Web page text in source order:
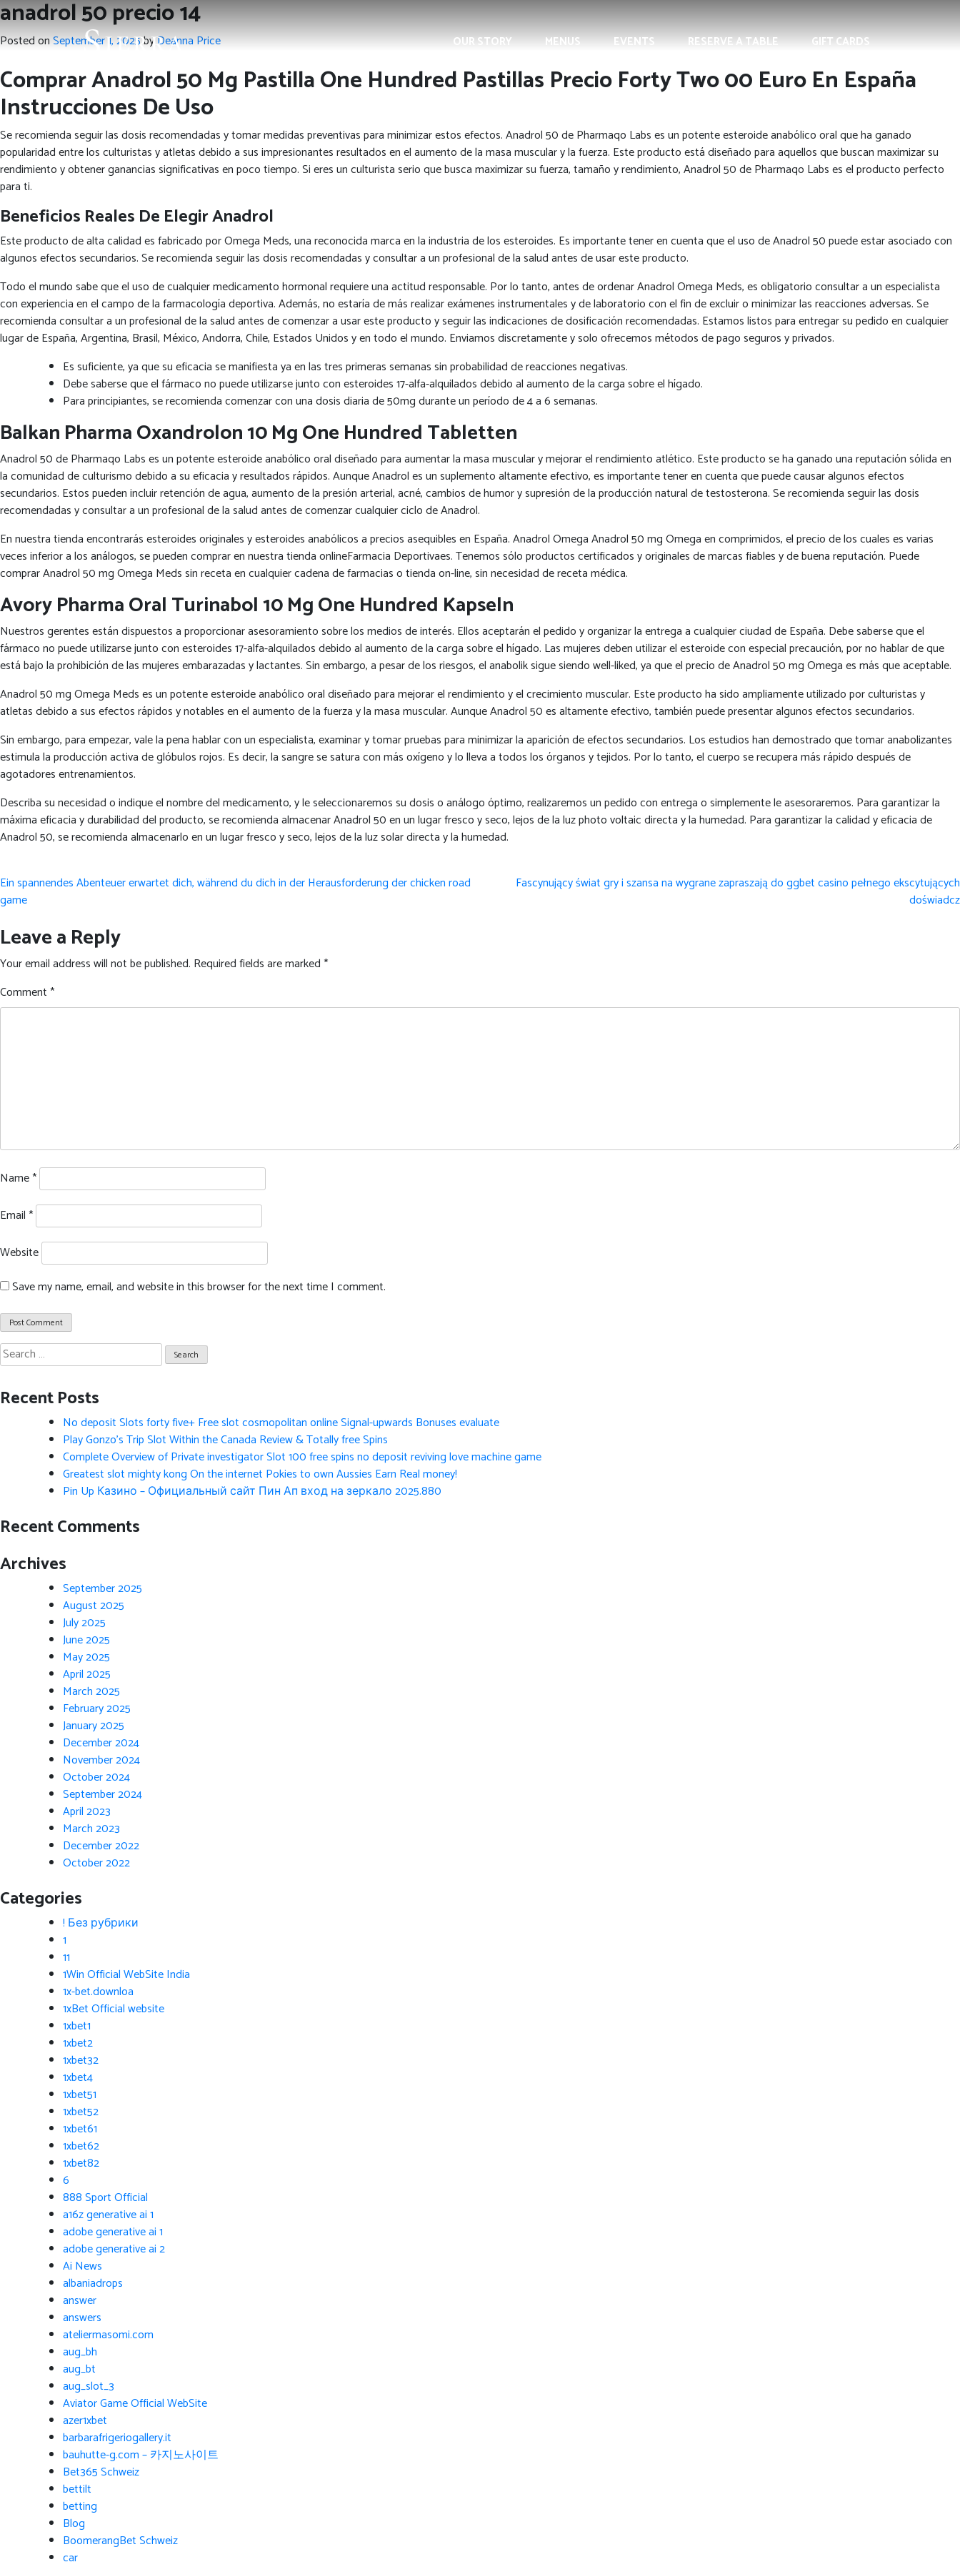
OUR STORY MENUS EVENTS RESERVE A TABLE GIFT CARDS
anadrol 50 precio 14
Posted onSeptember 1, 2025byDeanna Price
Comprar Anadrol 50 Mg Pastilla One Hundred Pastillas Precio Forty Two 00 Euro En España
Instrucciones De Uso
Se recomienda seguir las dosis recomendadas y tomar medidas preventivas para minimizar estos efectos. Anadrol 50 de Pharmaqo Labs es un potente esteroide anabólico oral que ha ganado
popularidad entre los culturistas y atletas debido a sus impresionantes resultados en el aumento de la masa muscular y la fuerza. Este producto está diseñado para aquellos que buscan maximizar su
rendimiento y obtener ganancias significativas en poco tiempo. Si eres un culturista serio que busca maximizar su fuerza, tamaño y rendimiento, Anadrol 50 de Pharmaqo Labs es el producto perfecto
para ti.
Beneficios Reales De Elegir Anadrol
Este producto de alta calidad es fabricado por Omega Meds, una reconocida marca en la industria de los esteroides. Es importante tener en cuenta que el uso de Anadrol 50 puede estar asociado con
algunos efectos secundarios. Se recomienda seguir las dosis recomendadas y consultar a un profesional de la salud antes de usar este producto.
Todo el mundo sabe que el uso de cualquier medicamento hormonal requiere una actitud responsable. Por lo tanto, antes de ordenar Anadrol Omega Meds, es obligatorio consultar a un especialista
con experiencia en el campo de la farmacología deportiva. Además, no estaría de más realizar exámenes instrumentales y de laboratorio con el fin de excluir o minimizar las reacciones adversas. Se
recomienda consultar a un profesional de la salud antes de comenzar a usar este producto y seguir las indicaciones de dosificación recomendadas. Estamos listos para entregar su pedido en cualquier
lugar de España, Argentina, Brasil, México, Andorra, Chile, Estados Unidos y en todo el mundo. Enviamos discretamente y solo ofrecemos métodos de pago seguros y privados.
Es suficiente, ya que su eficacia se manifiesta ya en las tres primeras semanas sin probabilidad de reacciones negativas.
Debe saberse que el fármaco no puede utilizarse junto con esteroides 17-alfa-alquilados debido al aumento de la carga sobre el hígado.
Para principiantes, se recomienda comenzar con una dosis diaria de 50mg durante un período de 4 a 6 semanas.
Balkan Pharma Oxandrolon 10 Mg One Hundred Tabletten
Anadrol 50 de Pharmaqo Labs es un potente esteroide anabólico oral diseñado para aumentar la masa muscular y mejorar el rendimiento atlético. Este producto se ha ganado una reputación sólida en
la comunidad de culturismo debido a su eficacia y resultados rápidos. Aunque Anadrol es un suplemento altamente efectivo, es importante tener en cuenta que puede causar algunos efectos
secundarios. Estos pueden incluir retención de agua, aumento de la presión arterial, acné, cambios de humor y supresión de la producción natural de testosterona. Se recomienda seguir las dosis
recomendadas y consultar a un profesional de la salud antes de comenzar cualquier ciclo de Anadrol.
En nuestra tienda encontrarás esteroides originales y esteroides anabólicos a precios asequibles en España. Anadrol Omega Anadrol 50 mg Omega en comprimidos, el precio de los cuales es varias
veces inferior a los análogos, se pueden comprar en nuestra tienda onlineFarmacia Deportivaes. Tenemos sólo productos certificados y originales de marcas fiables y de buena reputación. Puede
comprar Anadrol 50 mg Omega Meds sin receta en cualquier cadena de farmacias o tienda on-line, sin necesidad de receta médica.
Avory Pharma Oral Turinabol 10 Mg One Hundred Kapseln
Nuestros gerentes están dispuestos a proporcionar asesoramiento sobre los medios de interés. Ellos aceptarán el pedido y organizar la entrega a cualquier ciudad de España. Debe saberse que el
fármaco no puede utilizarse junto con esteroides 17-alfa-alquilados debido al aumento de la carga sobre el hígado. Las mujeres deben utilizar el esteroide con especial precaución, por no hablar de que
está bajo la prohibición de las mujeres embarazadas y lactantes. Sin embargo, a pesar de los riesgos, el anabolik sigue siendo well-liked, ya que el precio de Anadrol 50 mg Omega es más que aceptable.
Anadrol 50 mg Omega Meds es un potente esteroide anabólico oral diseñado para mejorar el rendimiento y el crecimiento muscular. Este producto ha sido ampliamente utilizado por culturistas y
atletas debido a sus efectos rápidos y notables en el aumento de la fuerza y la masa muscular. Aunque Anadrol 50 es altamente efectivo, también puede presentar algunos efectos secundarios.
Sin embargo, para empezar, vale la pena hablar con un especialista, examinar y tomar pruebas para minimizar la aparición de efectos secundarios. Los estudios han demostrado que tomar anabolizantes
estimula la producción activa de glóbulos rojos. Es decir, la sangre se satura con más oxígeno y lo lleva a todos los órganos y tejidos. Por lo tanto, el cuerpo se recupera más rápido después de
agotadores entrenamientos.
Describa su necesidad o indique el nombre del medicamento, y le seleccionaremos su dosis o análogo óptimo, realizaremos un pedido con entrega o simplemente le asesoraremos. Para garantizar la
máxima eficacia y durabilidad del producto, se recomienda almacenar Anadrol 50 en un lugar fresco y seco, lejos de la luz photo voltaic directa y la humedad. Para garantizar la calidad y eficacia de
Anadrol 50, se recomienda almacenarlo en un lugar fresco y seco, lejos de la luz solar directa y la humedad.
Post
navigation
Ein spannendes Abenteuer erwartet dich, während du dich in der Herausforderung der chicken road
game
Fascynujący świat gry i szansa na wygrane zapraszają do ggbet casino pełnego ekscytujących
doświadcz
Leave a Reply
Your email address will not be published. Required fields are marked*
Comment*
Name*
Email*
Website
Save my name, email, and website in this browser for the next time I comment.
Search
for:
Recent Posts
No deposit Slots forty five+ Free slot cosmopolitan online Signal-upwards Bonuses evaluate
Play Gonzo’s Trip Slot Within the Canada Review & Totally free Spins
Complete Overview of Private investigator Slot 100 free spins no deposit reviving love machine game
Greatest slot mighty kong On the internet Pokies to own Aussies Earn Real money!
Pin Up Казино – Официальный сайт Пин Ап вход на зеркало 2025.880
Recent Comments
Archives
September 2025
August 2025
July 2025
June 2025
May 2025
April 2025
March 2025
February 2025
January 2025
December 2024
November 2024
October 2024
September 2024
April 2023
March 2023
December 2022
October 2022
Categories
! Без рубрики
1
11
1Win Official WebSite India
1x-bet.downloa
1xBet Official website
1xbet1
1xbet2
1xbet32
1xbet4
1xbet51
1xbet52
1xbet61
1xbet62
1xbet82
6
888 Sport Official
a16z generative ai 1
adobe generative ai 1
adobe generative ai 2
Ai News
albaniadrops
answer
answers
ateliermasomi.com
aug_bh
aug_bt
aug_slot_3
Aviator Game Official WebSite
azer1xbet
barbarafrigeriogallery.it
bauhutte-g.com – 카지노사이트
Bet365 Schweiz
bettilt
betting
Blog
BoomerangBet Schweiz
car